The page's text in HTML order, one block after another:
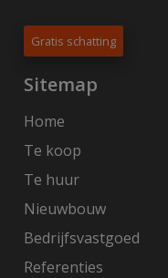
Gratis schatting
Sitemap
Home
Te koop
Te huur
Nieuwbouw
Bedrijfsvastgoed
Referenties